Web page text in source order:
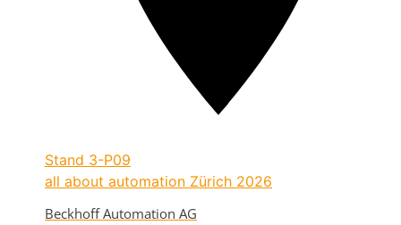
Stand 3-P09
all about automation Zürich 2026
Beckhoff Automation AG